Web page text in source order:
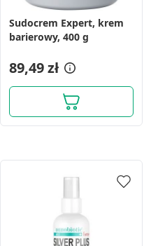
Sudocrem Expert, krem
barierowy, 400 g
89,49 zł
doboru
statystyce lub